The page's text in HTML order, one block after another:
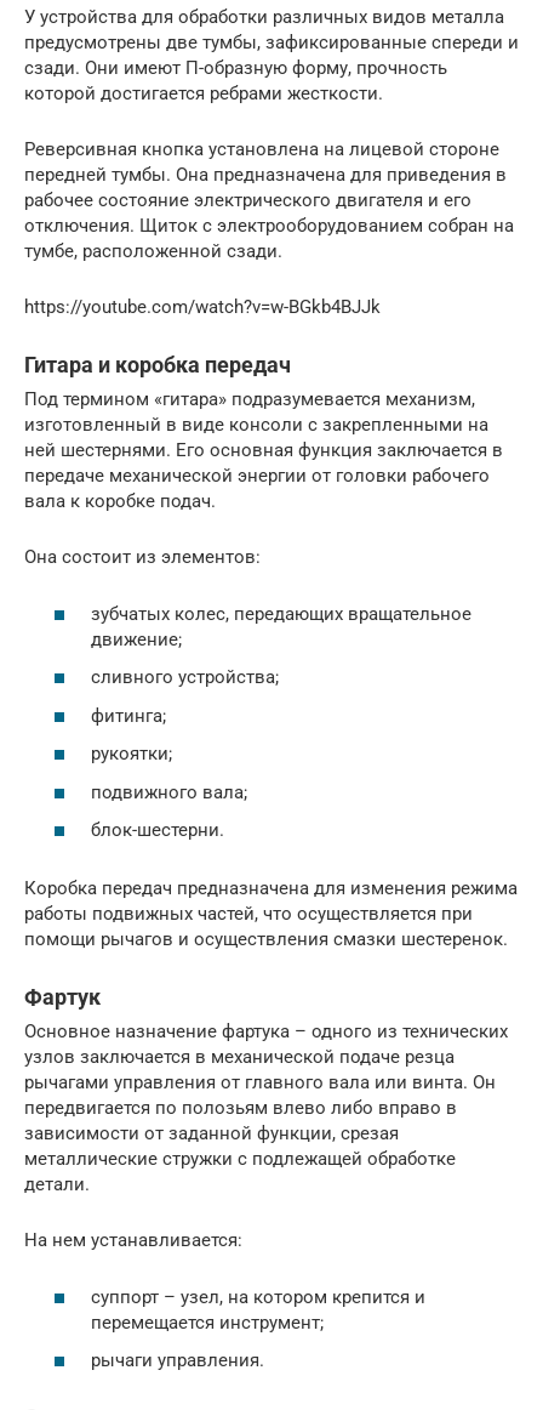
У устройства для обработки различных видов металла
предусмотрены две тумбы, зафиксированные спереди и
сзади. Они имеют П-образную форму, прочность
которой достигается ребрами жесткости.
Реверсивная кнопка установлена на лицевой стороне
передней тумбы. Она предназначена для приведения в
рабочее состояние электрического двигателя и его
отключения. Щиток с электрооборудованием собран на
тумбе, расположенной сзади.
https://youtube.com/watch?v=w-BGkb4BJJk
Гитара и коробка передач
Под термином «гитара» подразумевается механизм,
изготовленный в виде консоли с закрепленными на
ней шестернями. Его основная функция заключается в
передаче механической энергии от головки рабочего
вала к коробке подач.
Она состоит из элементов:
зубчатых колес, передающих вращательное
движение;
сливного устройства;
фитинга;
рукоятки;
подвижного вала;
блок-шестерни.
Коробка передач предназначена для изменения режима
работы подвижных частей, что осуществляется при
помощи рычагов и осуществления смазки шестеренок.
Фартук
Основное назначение фартука – одного из технических
узлов заключается в механической подаче резца
рычагами управления от главного вала или винта. Он
передвигается по полозьям влево либо вправо в
зависимости от заданной функции, срезая
металлические стружки с подлежащей обработке
детали.
На нем устанавливается:
суппорт – узел, на котором крепится и
перемещается инструмент;
рычаги управления.